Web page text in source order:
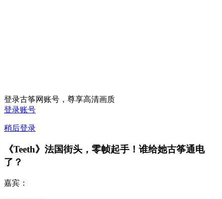
登录古筝网账号，尊享高清画质
登录账号
稍后登录
《Teeth》法国街头，零帧起手！谁给她古筝通电
了？
嘉宾：